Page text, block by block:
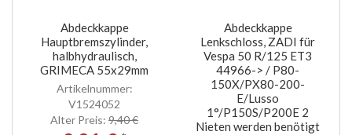
Abdeckkappe
Hauptbremszylinder,
halbhydraulisch,
GRIMECA 55x29mm
Artikelnummer:
V1524052
Alter Preis: 9,40 €
Abdeckkappe
Lenkschloss, ZADI für
Vespa 50 R/125 ET3
44966-> / P80-
150X/PX80-200-
E/Lusso
1°/P150S/P200E 2
Nieten werden benötigt